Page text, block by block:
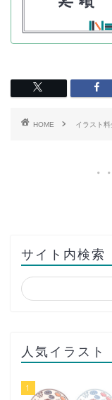
HOME イラスト料
サイト内検索
人気イラスト
1